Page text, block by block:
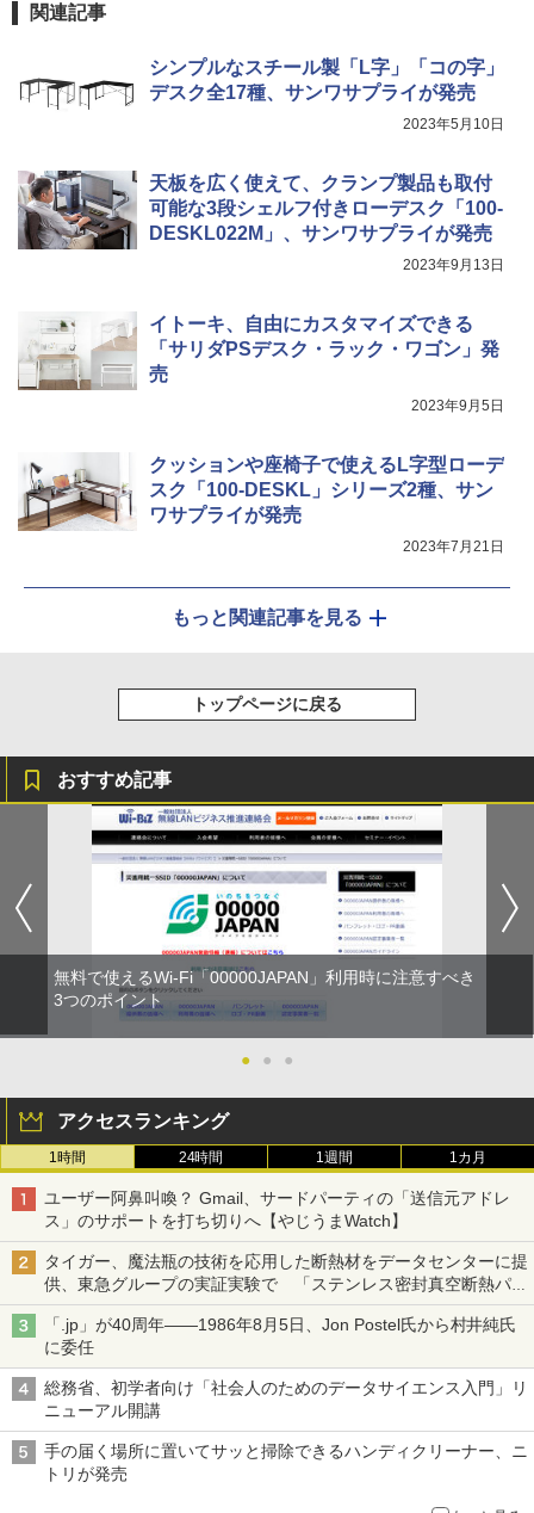
関連記事
シンプルなスチール製「L字」「コの字」
デスク全17種、サンワサプライが発売
2023年5月10日
天板を広く使えて、クランプ製品も取付
可能な3段シェルフ付きローデスク「100-
DESKL022M」、サンワサプライが発売
2023年9月13日
イトーキ、自由にカスタマイズできる
「サリダPSデスク・ラック・ワゴン」発
売
2023年9月5日
クッションや座椅子で使えるL字型ローデ
スク「100-DESKL」シリーズ2種、サン
ワサプライが発売
2023年7月21日
もっと関連記事を見る
トップページに戻る
おすすめ記事
無料で使えるWi-Fi「00000JAPAN」利用時に注意すべき
3つのポイント
● ● ●
アクセスランキング
1時間 24時間 1週間 1カ月
ユーザー阿鼻叫喚？ Gmail、サードパーティの「送信元アドレ
ス」のサポートを打ち切りへ【やじうまWatch】
タイガー、魔法瓶の技術を応用した断熱材をデータセンターに提
供、東急グループの実証実験で 「ステンレス密封真空断熱パネ
ル TIVIP」
「.jp」が40周年――1986年8月5日、Jon Postel氏から村井純氏
に委任
総務省、初学者向け「社会人のためのデータサイエンス入門」リ
ニューアル開講
手の届く場所に置いてサッと掃除できるハンディクリーナー、ニ
トリが発売